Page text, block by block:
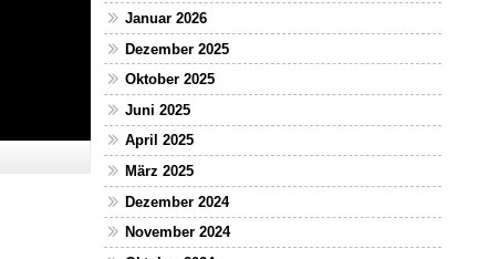
Januar 2026
Dezember 2025
Oktober 2025
Juni 2025
April 2025
März 2025
Dezember 2024
November 2024